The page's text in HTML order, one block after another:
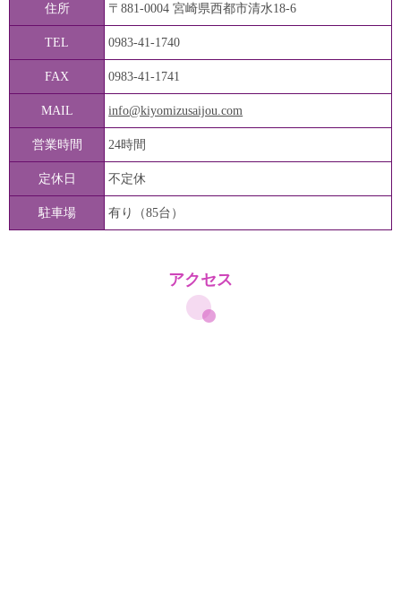
住所 〒881-0004 宮崎県西都市清水18-6
TEL 0983-41-1740
FAX 0983-41-1741
MAIL info@kiyomizusaijou.com
営業時間 24時間
定休日 不定休
駐車場 有り（85台）
アクセス